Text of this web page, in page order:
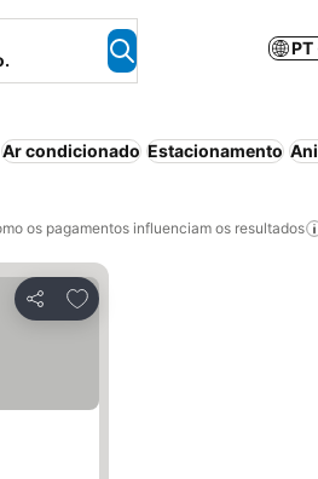
PT
Ar condicionado Estacionamento
os pagamentos influenciam os resultados
Partilhar
Adicionar aos favoritos